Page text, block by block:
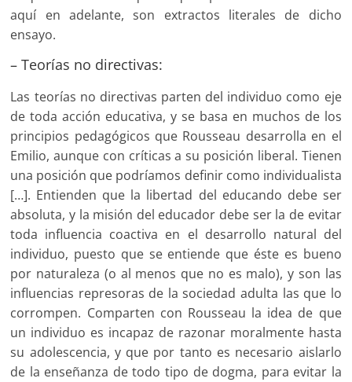
aquí en adelante, son extractos literales de dicho
ensayo.
– Teorías no directivas:
Las teorías no directivas parten del individuo como eje
de toda acción educativa, y se basa en muchos de los
principios pedagógicos que Rousseau desarrolla en el
Emilio, aunque con críticas a su posición liberal. Tienen
una posición que podríamos definir como individualista
[…]. Entienden que la libertad del educando debe ser
absoluta, y la misión del educador debe ser la de evitar
toda influencia coactiva en el desarrollo natural del
individuo, puesto que se entiende que éste es bueno
por naturaleza (o al menos que no es malo), y son las
influencias represoras de la sociedad adulta las que lo
corrompen. Comparten con Rousseau la idea de que
un individuo es incapaz de razonar moralmente hasta
su adolescencia, y que por tanto es necesario aislarlo
de la enseñanza de todo tipo de dogma, para evitar la